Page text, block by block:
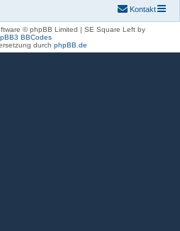
Kontakt
© phpBB Limited | SE Square Left by
BBCodes
durch phpBB.de